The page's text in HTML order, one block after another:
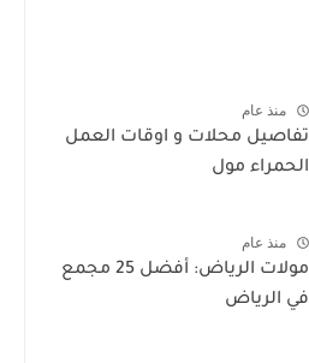
منذ عام
تفاصيل محلات و اوقات العمل
الحمراء مول
منذ عام
مولات الرياض: أفضل 25 مجمع
في الرياض